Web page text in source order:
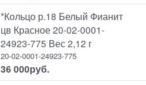
*Кольцо р.18 Белый Фианит
цв Красное 20-02-0001-
24923-775 Вес 2,12 г
20-02-0001-24923-775
36 000руб.